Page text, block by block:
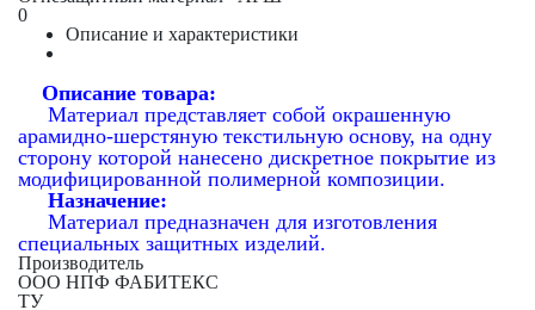
0
Описание и характеристики
Описание товара:
Материал представляет собой окрашенную
арамидно-шерстяную текстильную основу, на одну
сторону которой нанесено дискретное покрытие из
модифицированной полимерной композиции.
Назначение:
Материал предназначен для изготовления
специальных защитных изделий.
Производитель
ООО НПФ ФАБИТЕКС
ТУ